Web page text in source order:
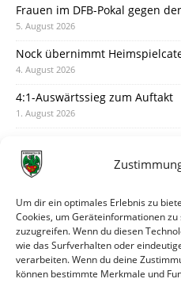
Um dir ein optimales Erlebnis zu
Cookies, um Geräteinformationen
zuzugreifen. Wenn du diesen
wie das Surfverhalten oder
verarbeiten. Wenn du deine
können bestimmte Merkmale und
Frauen im DFB-Pokal gegen
5. August 2026
Nock übernimmt
4. August 2026
4:1-Auswärtssieg zum Auftakt
1. August 2026
31. Juli 2026
30. Juli 2026
Deine Spielminute: 89+1
28. Juli 2026
Neuer Rückensponsor